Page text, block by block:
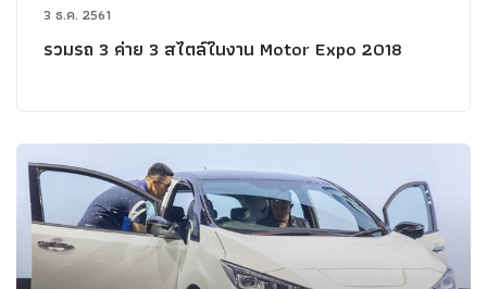
3 ธ.ค. 2561
รวมรถ 3 ค่าย 3 สไตล์ในงาน Motor Expo 2018